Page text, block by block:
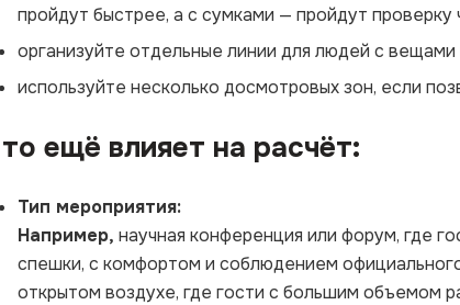
пройдут быстрее, а с сумками — пройдут проверку
организуйте отдельные линии для людей с вещами
используйте несколько досмотровых зон, если
ещё влияет на расчёт:
Тип мероприятия:
Например, научная конференция или форум, где
спешки, с комфортом и соблюдением
открытом воздухе, где гости с большим объемом